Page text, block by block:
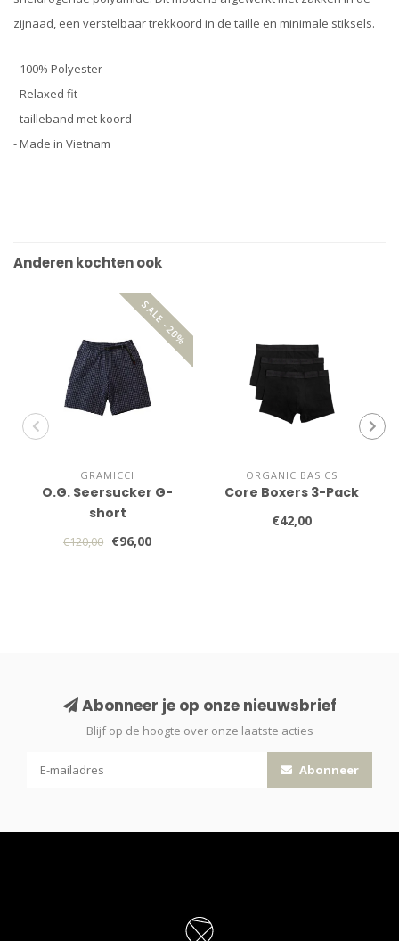
zijnaad, een verstelbaar trekkoord in de taille en minimale stiksels.
- 100% Polyester
- Relaxed fit
- tailleband met koord
- Made in Vietnam
Anderen kochten ook
SALE -20%
GRAMICCI
O.G. Seersucker G-
short
€120,00 €96,00
ORGANIC BASICS
Core Boxers 3-Pack
€42,00
Abonneer je op onze nieuwsbrief
Blijf op de hoogte over onze laatste acties
Abonneer